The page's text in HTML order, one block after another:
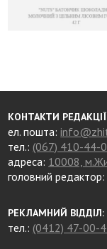
КОНТАКТИ
ел. пошта:
тел.: (067) 410-44-
адреса: 10008,
головний редактор:
РЕКЛАМНИЙ ВІДДІЛ:
тел.: (0412) 47-00-